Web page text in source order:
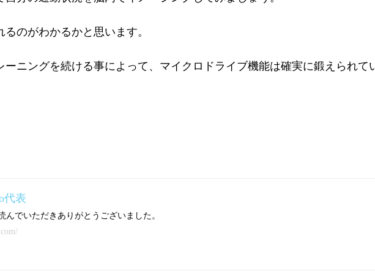
のがわかるかと思います。
ーニングを続ける事によって、マイクロドライブ機能は確実に鍛えられて
代表
んでいただきありがとうございました。